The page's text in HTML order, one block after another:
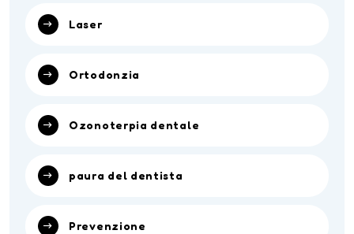
Laser
Ortodonzia
Ozonoterpia dentale
paura del dentista
Prevenzione